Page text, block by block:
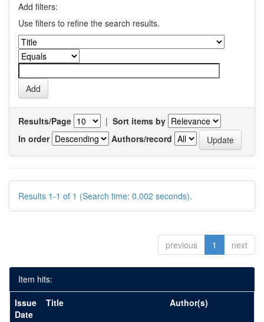
Add filters:
Use filters to refine the search results.
Results/Page | Sort items by
In order
Authors/record
Results 1-1 of 1 (Search time: 0.002 seconds).
previous 1 next
Item hits:
Issue
Date
Title Author(s)